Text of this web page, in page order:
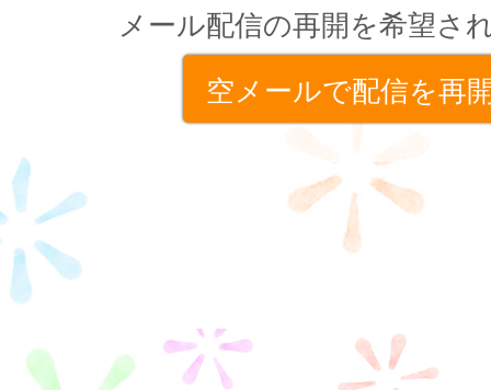
メール配信の再開を希望さ
空メールで配信を再